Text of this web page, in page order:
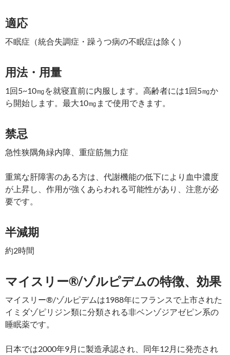
適応
不眠症（統合失調症・躁うつ病の不眠症は除く）
用法・用量
1回5~10㎎を就寝直前に内服します。高齢者には1回5㎎か
ら開始します。最大10㎎まで使用できます。
禁忌
急性狭隅角緑内障、重症筋無力症
重篤な肝障害のある方は、代謝機能の低下により血中濃度
が上昇し、作用が強くあらわれる可能性があり、注意が必
要です。
半減期
約2時間
マイスリー®/ゾルピデムの特徴、効果
マイスリー®/ゾルピデムは1988年にフランスで上市された
イミダゾピリジン類に分類される非ベンゾジアゼピン系の
睡眠薬です。
日本では2000年9月に製造承認され、同年12月に発売され